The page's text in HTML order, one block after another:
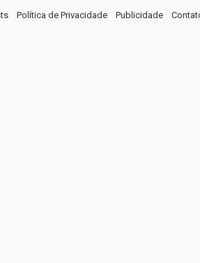
Política de Privacidade Publicidade